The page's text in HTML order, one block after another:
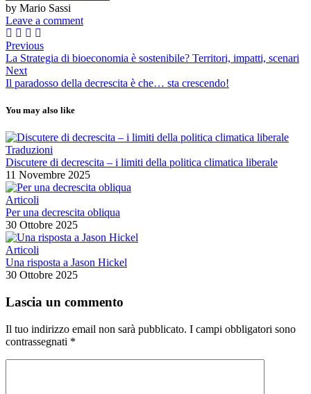
by Mario Sassi
Leave a comment
Previous
La Strategia di bioeconomia è sostenibile? Territori, impatti, scenari
Next
Il paradosso della decrescita è che… sta crescendo!
You may also like
Traduzioni
Discutere di decrescita – i limiti della politica climatica liberale
11 Novembre 2025
Articoli
Per una decrescita obliqua
30 Ottobre 2025
Articoli
Una risposta a Jason Hickel
30 Ottobre 2025
Lascia un commento
Il tuo indirizzo email non sarà pubblicato. I campi obbligatori sono
contrassegnati *